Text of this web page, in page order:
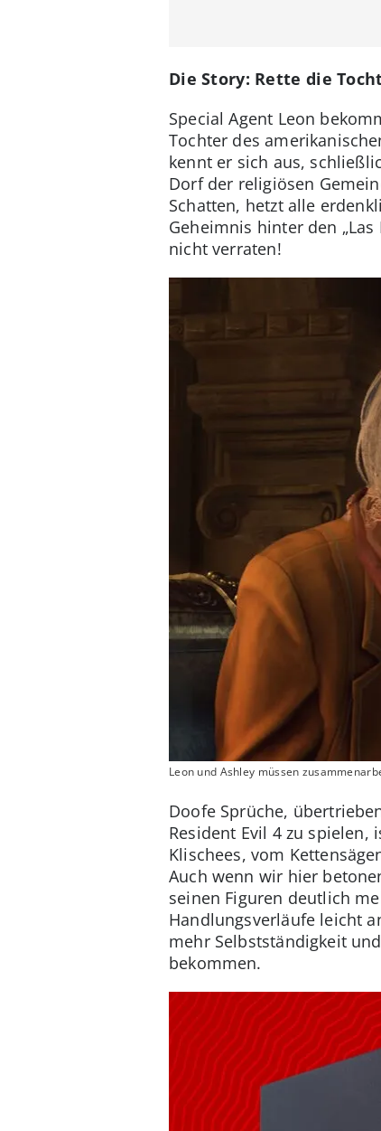
Die Story: Rette die
Special Agent Leon
Tochter des
kennt er sich aus,
Dorf der religiösen
Schatten, hetzt alle
Geheimnis hinter den
nicht verraten!
Leon und Ashley müssen
Doofe Sprüche,
Resident Evil 4 zu
Klischees, vom
Auch wenn wir hier
seinen Figuren deutlich
Handlungsverläufe leicht
mehr Selbstständigkeit
bekommen.